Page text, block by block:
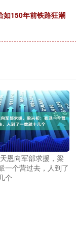
如150年前铁路狂潮
恩向军部求援，梁
一个营过去，人到了
个